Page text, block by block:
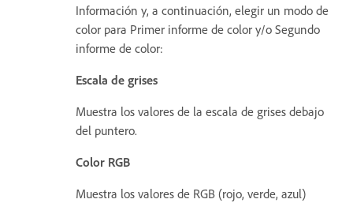
Información y, a continuación, elegir un modo de
color para Primer informe de color y/o Segundo
informe de color:
Escala de grises
Muestra los valores de la escala de grises debajo
del puntero.
Color RGB
Muestra los valores de RGB (rojo, verde, azul)